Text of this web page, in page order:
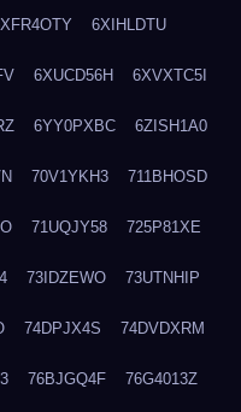
6XIHLDTU
6XUCD56H 6XVXTC5I
6YY0PXBC 6ZISH1A0
70V1YKH3 711BHOSD
71UQJY58 725P81XE
73IDZEWO 73UTNHIP
74DPJX4S 74DVDXRM
76BJGQ4F 76G4013Z